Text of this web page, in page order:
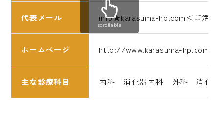
代表メール info★karasuma-hp.com＜ご活
ホームページ http://www.karasuma-hp.com
主な診療科目 内科 消化器内科 外科 消化
scrollable